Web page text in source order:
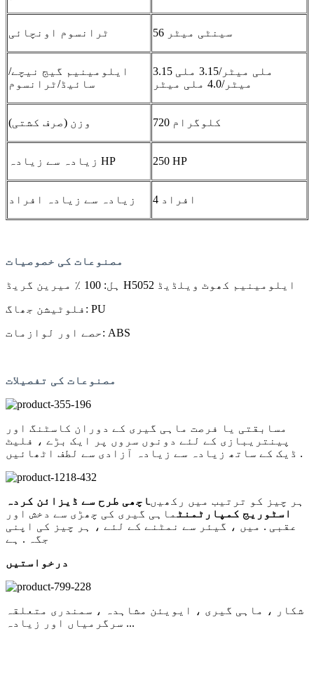
ٹرانسوم اونچائی 56 سینٹی میٹر
ایلومینیم گیج نیچے/
سائیڈ/ٹرانسوم
3.15 ملی میٹر/3.15 ملی
میٹر/4.0 ملی میٹر
وزن (صرف کشتی) 720 کلوگرام
زیادہ سے زیادہ HP 250 HP
زیادہ سے زیادہ افراد 4 افراد
مصنوعات کی خصوصیات
ہل: 100 ٪ میرین گریڈ H5052 ایلومینیم کھوٹ ویلڈیڈ
فلوٹیشن جھاگ: PU
حصے اور لوازمات: ABS
مصنوعات کی تفصیلات
مسابقتی یا فرصت ماہی گیری کے دوران کاسٹنگ اور
پینتریبازی کے لئے دونوں سروں پر ایک بڑے ، فلیٹ
ڈیک کے ساتھ زیادہ سے زیادہ آزادی سے لطف اٹھائیں .
ہر چیز کو ترتیب میں رکھیںاچھی طرح سے ڈیزائن کردہ
اسٹوریج کمپارٹمنٹماہی گیری کی چھڑی سے دخش اور
عقبی . میں ، گیئر سے نمٹنے کے لئے ، ہر چیز کی اپنی
جگہ . ہے
درخواستیں
شکار ، ماہی گیری ، ایویئن مشاہدہ ، سمندری متعلقہ
سرگرمیاں اور زیادہ ...